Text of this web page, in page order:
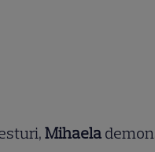
Mihaela